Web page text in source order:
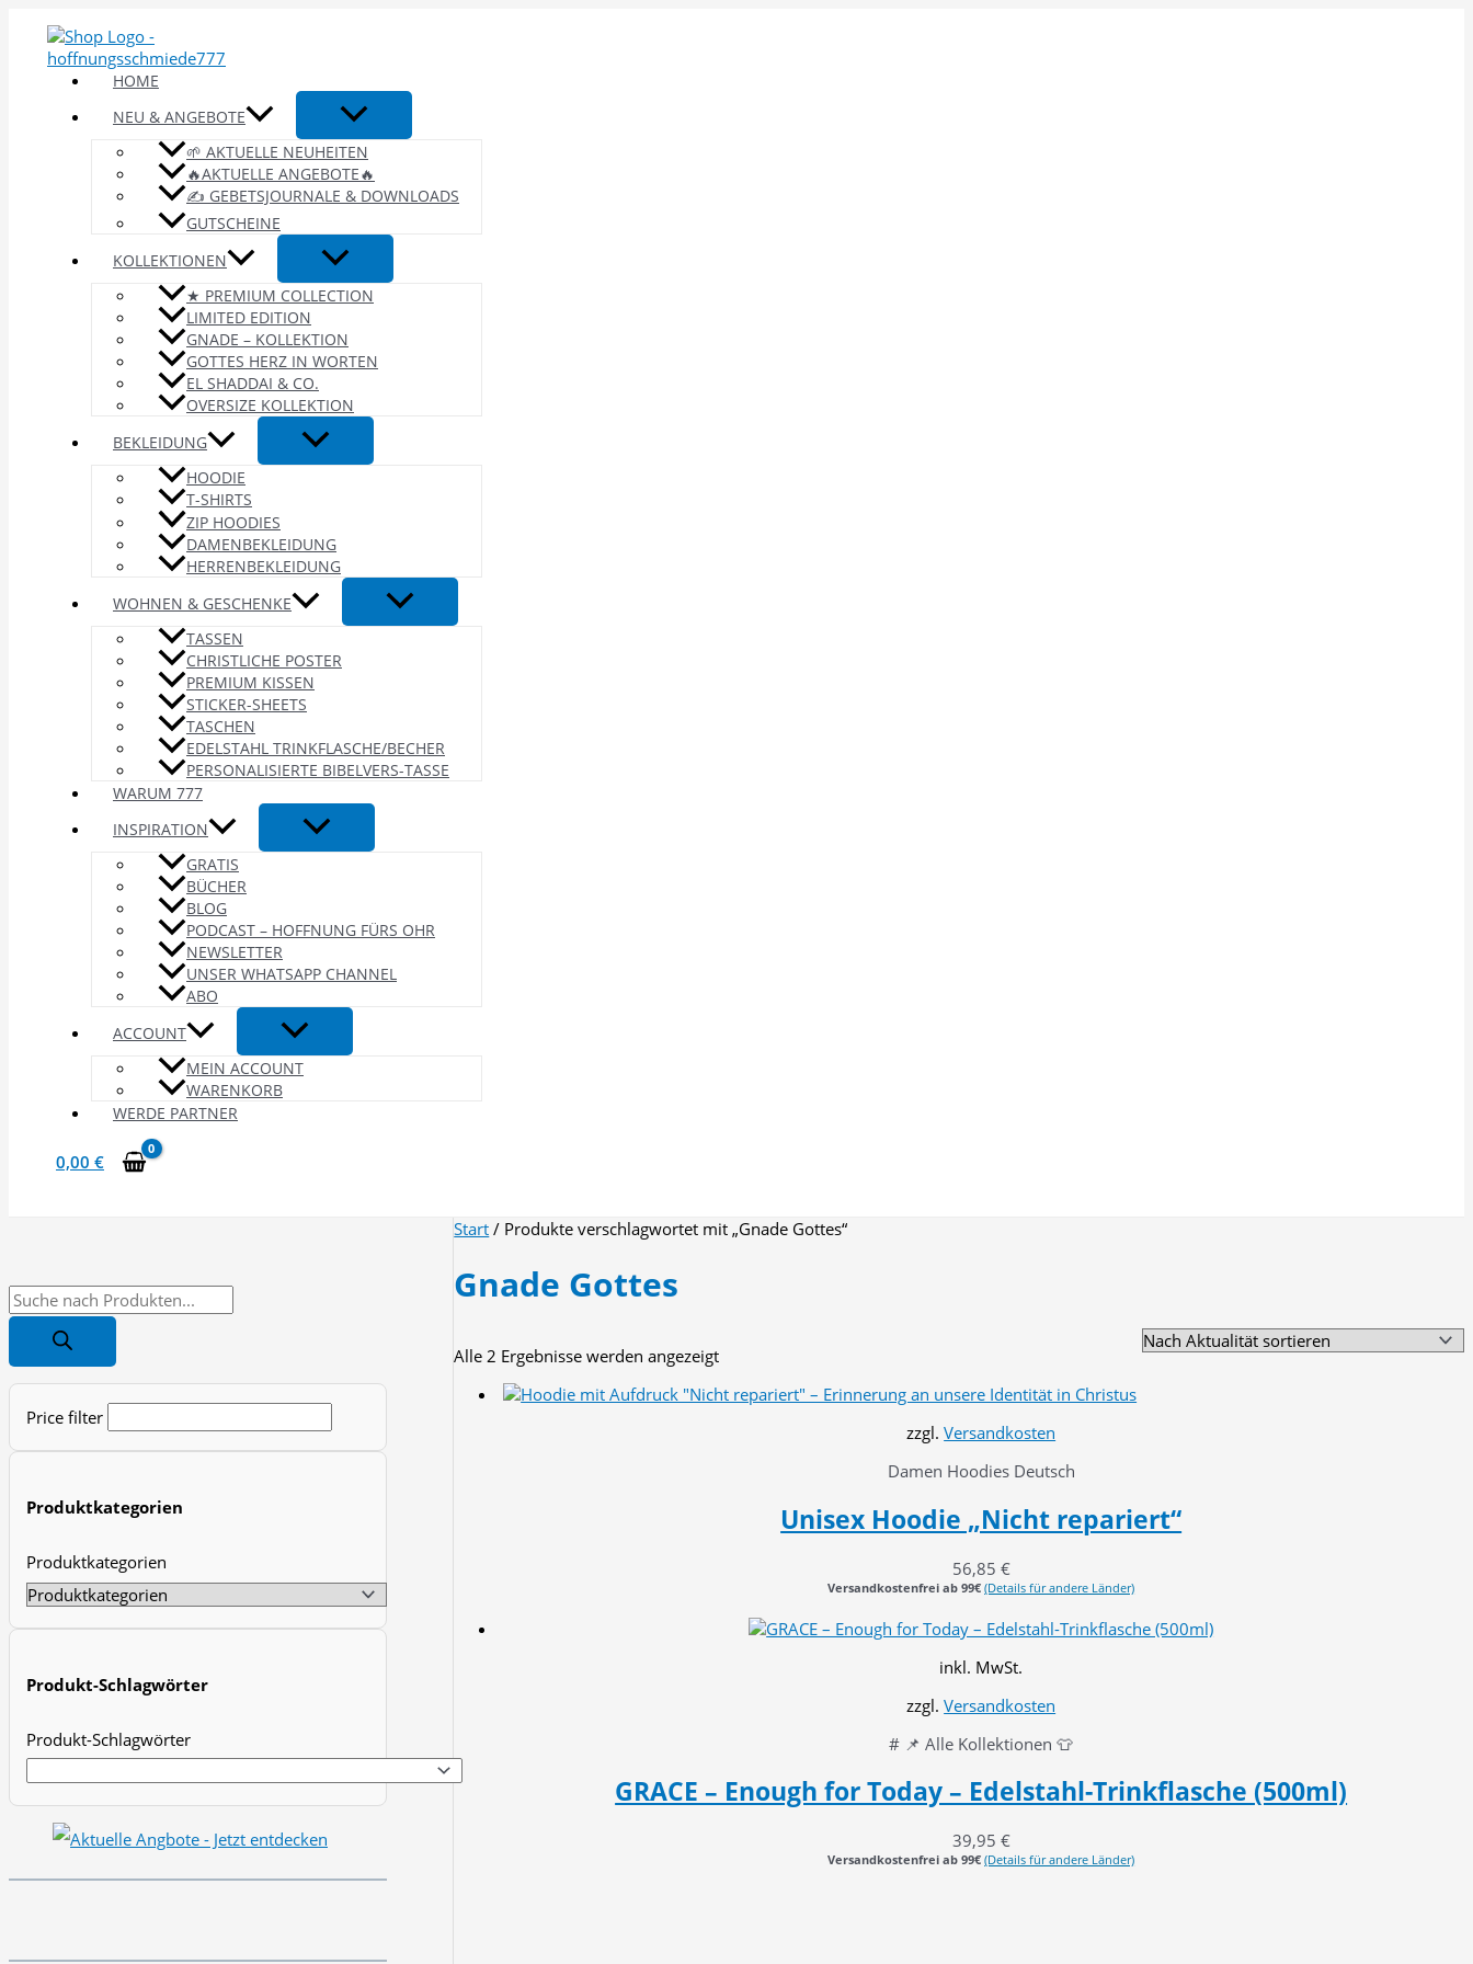
Inhalt
springen
HOME
NEU & ANGEBOTE
🌱 AKTUELLE NEUHEITEN
🔥AKTUELLE ANGEBOTE🔥
✍️ GEBETSJOURNALE & DOWNLOADS
GUTSCHEINE
KOLLEKTIONEN
★ PREMIUM COLLECTION
LIMITED EDITION
GNADE – KOLLEKTION
GOTTES HERZ IN WORTEN
EL SHADDAI & CO.
OVERSIZE KOLLEKTION
BEKLEIDUNG
HOODIE
T-SHIRTS
ZIP HOODIES
DAMENBEKLEIDUNG
HERRENBEKLEIDUNG
WOHNEN & GESCHENKE
TASSEN
CHRISTLICHE POSTER
PREMIUM KISSEN
STICKER-SHEETS
TASCHEN
EDELSTAHL TRINKFLASCHE/BECHER
PERSONALISIERTE BIBELVERS-TASSE
WARUM 777
INSPIRATION
GRATIS
BÜCHER
BLOG
PODCAST – HOFFNUNG FÜRS OHR
NEWSLETTER
UNSER WHATSAPP CHANNEL
ABO
ACCOUNT
MEIN ACCOUNT
WARENKORB
WERDE PARTNER
0,00 €
P
o
c
a
Price filter
Produktkategorien
Produktkategorien
Produkt-Schlagwörter
Produkt-Schlagwörter
Start / Produkte verschlagwortet mit „Gnade Gottes“
Gnade Gottes
Alle 2 Ergebnisse werden angezeigtNach
sortiert
zzgl.Versandkosten
Damen Hoodies Deutsch
Unisex Hoodie „Nicht repariert“
56,85 €
Versandkostenfrei ab 99€ (Details für andere Länder)
inkl. MwSt.
zzgl.Versandkosten
# 📌 Alle Kollektionen 👕
GRACE – Enough for Today – Edelstahl-Trinkflasche (500ml)
39,95 €
Versandkostenfrei ab 99€ (Details für andere Länder)